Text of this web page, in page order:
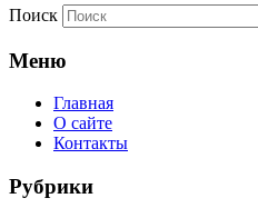
Поиск
Меню
Главная
О сайте
Контакты
Рубрики